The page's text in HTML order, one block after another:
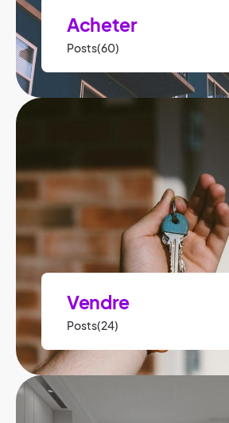
Acheter
Posts(60)
Vendre
Posts(24)